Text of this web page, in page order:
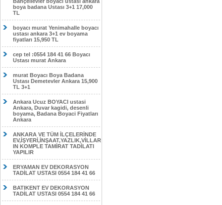
boya badana Ustası 3+1 17,000
TL
boyacı murat Yenimahalle boyacı
ustası ankara 3+1 ev boyama
fiyatları 15,950 TL
cep tel :0554 184 41 66 Boyacı
Ustası murat Ankara
murat Boyacı Boya Badana
Ustası Demetevler Ankara 15,900
TL 3+1
Ankara Ucuz BOYACI ustasi
Ankara, Duvar kagidi, desenli
boyama, Badana Boyaci Fiyatları
Ankara
ANKARA VE TÜM İLÇELERİNDE
EV,İŞYERİ,İNŞAAT,YAZLIK,VİLLAR
IN KOMPLE TAMİRAT TADİLATI
YAPILIR
ERYAMAN EV DEKORASYON
TADİLAT USTASI 0554 184 41 66
BATIKENT EV DEKORASYON
TADİLAT USTASI 0554 184 41 66